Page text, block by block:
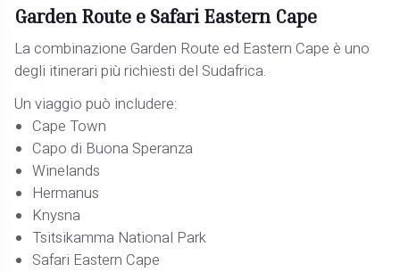
Garden Route e Safari Eastern Cape
La combinazione Garden Route ed Eastern Cape è uno
degli itinerari più richiesti del Sudafrica.
Un viaggio può includere:
Cape Town
Capo di Buona Speranza
Winelands
Hermanus
Knysna
Tsitsikamma National Park
Safari Eastern Cape